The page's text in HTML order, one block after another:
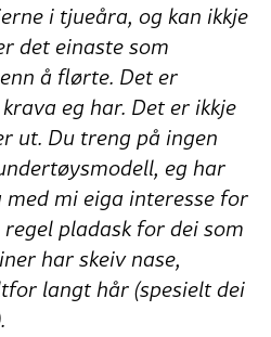
i tjueåra, og kan ikkje
det einaste som
å flørte. Det er
eg har. Det er ikkje
ut. Du treng på ingen
eg har
mi eiga interesse for
pladask for dei som
har skeiv nase,
langt hår (spesielt dei